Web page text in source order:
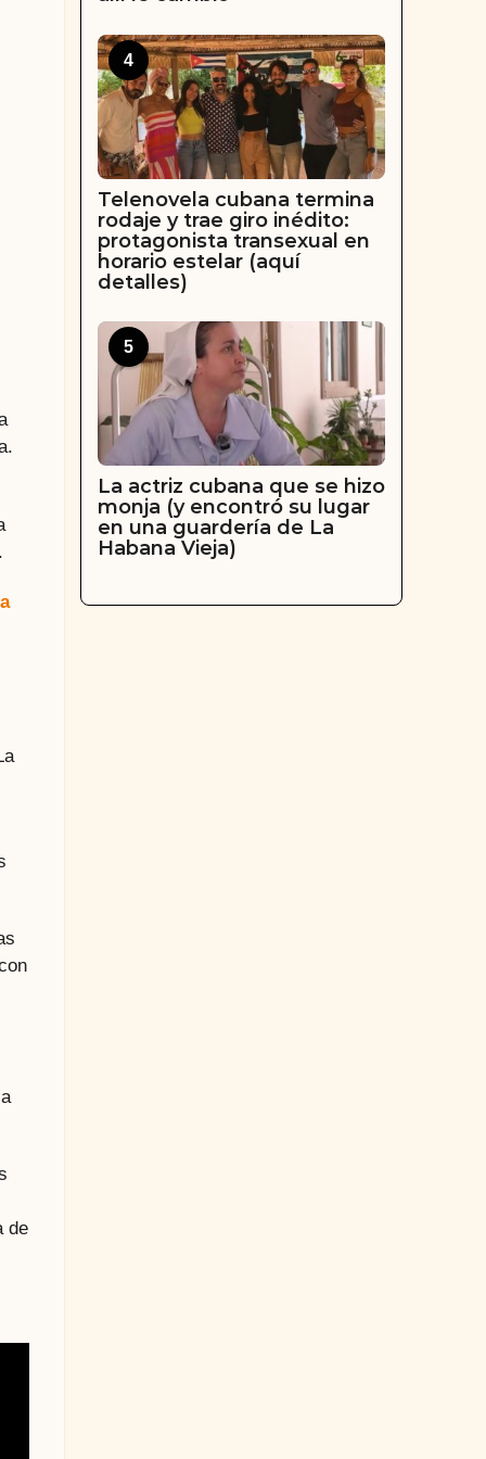
de
4
Telenovela cubana termina
rodaje y trae giro inédito:
protagonista transexual en
horario estelar (aquí
detalles)
5
La actriz cubana que se hizo
monja (y encontró su lugar
en una guardería de La
Habana Vieja)